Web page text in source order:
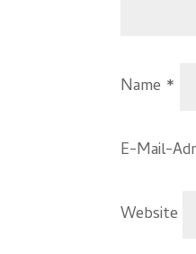
Name *
E-Mail-
Website